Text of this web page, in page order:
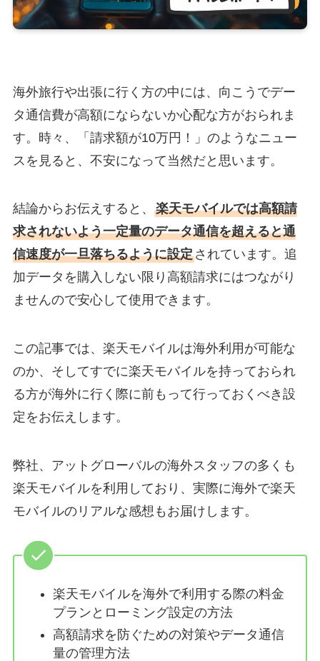
海外旅行や出張に行く方の中には、向こうでデー
タ通信費が高額にならないか心配な方がおられま
す。時々、「請求額が10万円！」のようなニュー
スを見ると、不安になって当然だと思います。
結論からお伝えすると、 楽天モバイルでは高額請
求されないよう一定量のデータ通信を超えると通
信速度が一旦落ちるように設定されています。追
加データを購入しない限り高額請求にはつながり
ませんので安心して使用できます。
この記事では、楽天モバイルは海外利用が可能な
のか、そしてすでに楽天モバイルを持っておられ
る方が海外に行く際に前もって行っておくべき設
定をお伝えします。
弊社、アットグローバルの海外スタッフの多くも
楽天モバイルを利用しており、実際に海外で楽天
モバイルのリアルな感想もお届けします。
楽天モバイルを海外で利用する際の料金
プランとローミング設定の方法
高額請求を防ぐための対策やデータ通信
量の管理方法